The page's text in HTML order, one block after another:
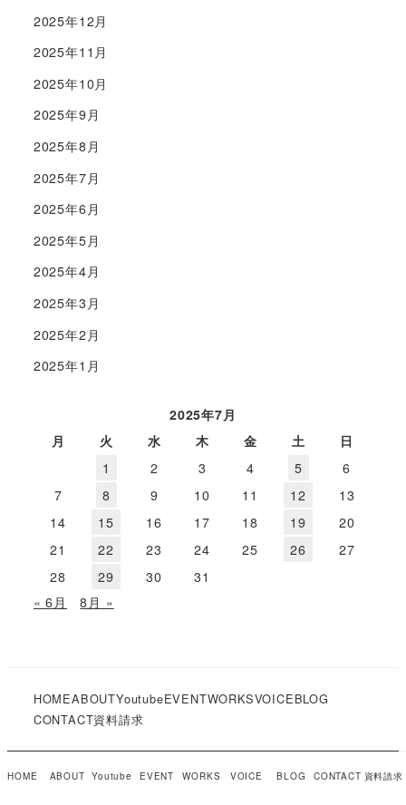
2025年12月
2025年11月
2025年10月
2025年9月
2025年8月
2025年7月
2025年6月
2025年5月
2025年4月
2025年3月
2025年2月
2025年1月
2025年7月
月
火 水 木 金 土
日
1
2 3 4 5
6
7
8 9 10 11 12
13
14
15 16 17 18 19
20
21
22 23 24 25 26
27
28
29 30
31
« 6月
8月 »
HOMEABOUTYoutubeEVENTWORKSVOICEBLOG
CONTACT資料請求
COPYRIGHT © Simple Inc. 2019
HOME ABOUT Youtube EVENT WORKS VOICE BLOG CONTACT 資料請求